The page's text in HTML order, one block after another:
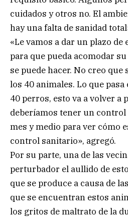
cuidados y otros no. El
hay una falta de sanidad
«Le vamos a dar un plazo de
para que pueda acomodar
se puede hacer. No creo que
los 40 animales. Lo que
40 perros, esto va a volver a
deberíamos tener un control
mes y medio para ver cómo
control sanitario», agregó.
Por su parte, una de las
perturbador el aullido de
que se produce a causa de
que se encuentran estos
los gritos de maltrato de la